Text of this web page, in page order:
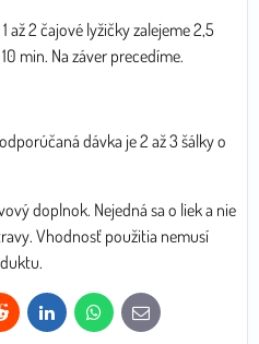
až 2 čajové lyžičky zalejeme 2,5
min. Na záver precedíme.
dávka je 2 až 3 šálky o
doplnok. Nejedná sa o liek a nie
Vhodnosť použitia nemusí
LinkedInWhatsApp
E-
mail